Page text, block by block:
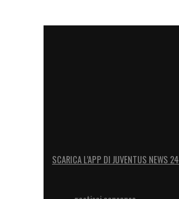
SCARICA L’APP DI JUVENTUS NEWS 24